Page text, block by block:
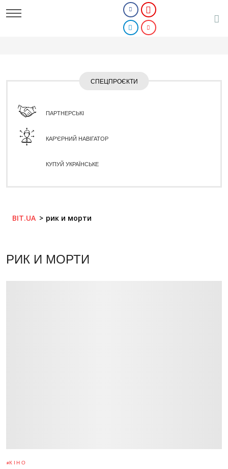
СПЕЦПРОЄКТИ
ПАРТНЕРСЬКІ
КАР'ЄРНИЙ НАВІГАТОР
КУПУЙ УКРАЇНСЬКЕ
BIT.UA рик и морти
РИК И МОРТИ
КІНО